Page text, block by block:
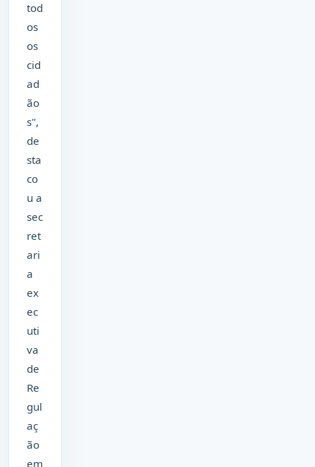
tod
os
os
cid
ad
ão
s",
de
sta
co
u a
sec
ret
ari
a
ex
ec
uti
va
de
Re
gul
aç
ão
em